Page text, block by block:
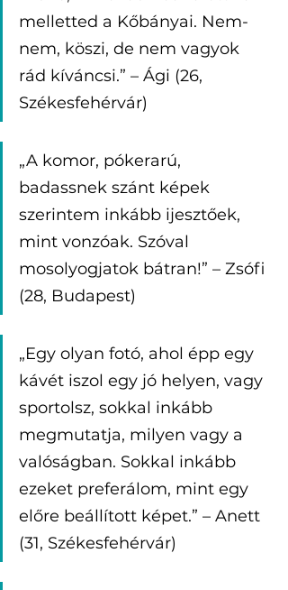
melletted a Kőbányai. Nem-
nem, köszi, de nem vagyok
rád kíváncsi.” – Ági (26,
Székesfehérvár)
„A komor, pókerarú,
badassnek szánt képek
szerintem inkább ijesztőek,
mint vonzóak. Szóval
mosolyogjatok bátran!” – Zsófi
(28, Budapest)
„Egy olyan fotó, ahol épp egy
kávét iszol egy jó helyen, vagy
sportolsz, sokkal inkább
megmutatja, milyen vagy a
valóságban. Sokkal inkább
ezeket preferálom, mint egy
előre beállított képet.” – Anett
(31, Székesfehérvár)